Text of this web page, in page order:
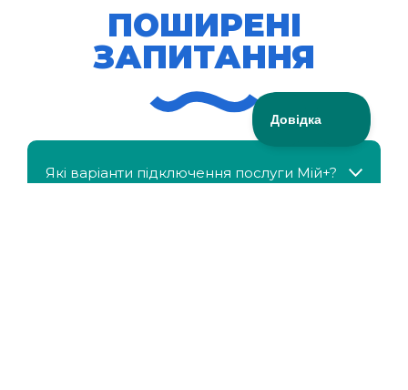
ПОШИРЕНІ
ЗАПИТАННЯ
Які варіанти підключення послуги Мій+?